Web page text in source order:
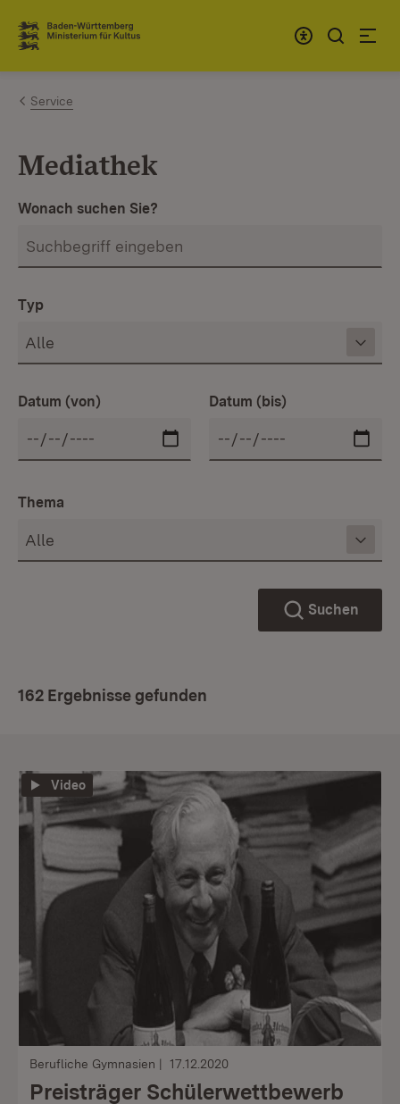
Zum Inhalt springen
Link zur Startseite
Service
Mediathek
Wonach suchen Sie?
Typ
Datum (von) Datum (bis)
Thema
Suchen
162 Ergebnisse gefunden
Video
Berufliche Gymnasien 17.12.2020
Preisträger Schülerwettbewerb